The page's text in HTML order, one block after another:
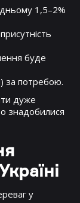
1,5–2%
буде
за потребою.
дуже
знадобилися
у